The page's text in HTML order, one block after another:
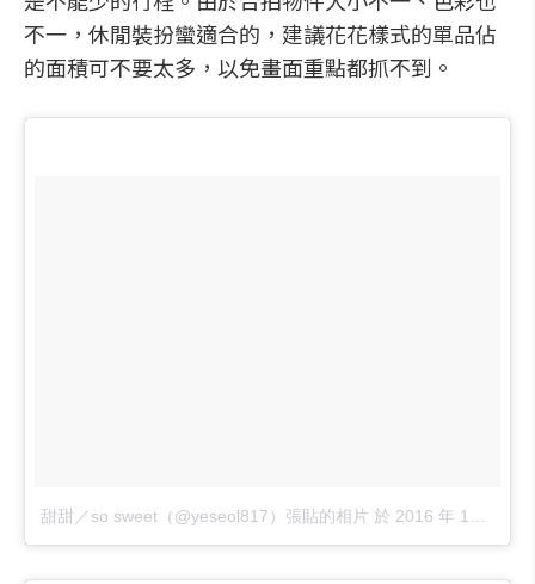
不一，休閒裝扮蠻適合的，建議花花樣式的單品佔
的面積可不要太多，以免畫面重點都抓不到。
甜甜／so sweet（@yeseol817）張貼的相片 於 2016 年 10月 月 15 9:19上午 PDT